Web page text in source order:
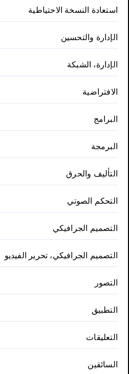
استعادة النسخة الاحتياطية
الإدارة والتحسين
الإدارة، الشبكة
الافتراضية
البرامج
البرمجة
التأليف والحرق
التحكم الصوتي
التصميم الجرافيكي
التصميم الجرافيكي، تحرير الفيديو
التصور
التطبيق
التعليقات
السائقين